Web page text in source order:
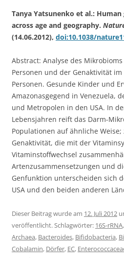
Tanya Yatsunenko et al.:
across age and geography.
(14.06.2012), doi:10.1038/
Abstract: Analyse des
Personen und der Genaktivität
Personen. Gesunde Kinder und
Amazonasgegend in Venezuela,
und Metropolen in den USA. In
Lebensjahren reift das Darm-
Populationen auf ähnliche
Genaktivität, die mit der
Vitaminstoffwechsel
Artenzusammensetzungen und
Genfunktion unterscheiden sich
USA und den beiden anderen
Dieser Beitrag wurde am 12. Juli 2012
veröffentlicht. Schlagwörter: 16S-rRNA,
Archaea, Bacteroides, Bifidobacteria,
Cobalamin, Dörfer, EC,